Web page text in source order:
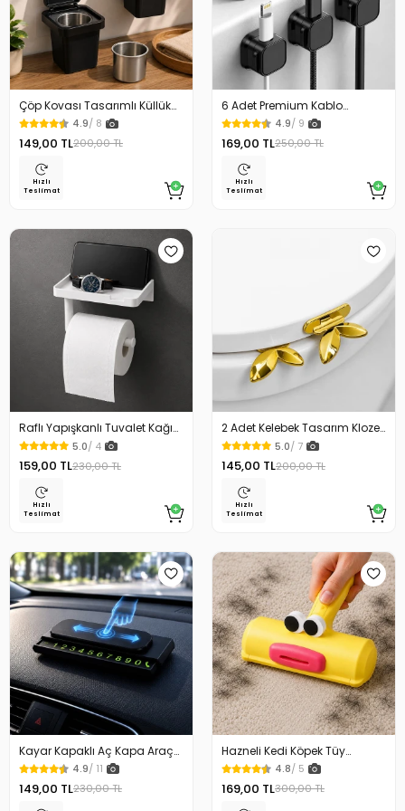
Çöp Kovası Tasarımlı Küllük
Duvar Masaüstü ve Araç İçin
Uygun Kullanım
4.9/ 8
149,00 TL200,00 TL
Hızlı
Teslimat
6 Adet Premium Kablo
Düzenleyici Kablo Tutucu
Mıknatıslı Kapak Özellikli
4.9/ 9
169,00 TL250,00 TL
Hızlı
Teslimat
Raflı Yapışkanlı Tuvalet Kağıdı
Askılığı
5.0/ 4
159,00 TL230,00 TL
Hızlı
Teslimat
2 Adet Kelebek Tasarım Klozet
Kaldırma Aparatı Gold Renk
5.0/ 7
145,00 TL200,00 TL
Hızlı
Teslimat
Kayar Kapaklı Aç Kapa Araç
Torpido Üstü Fosforlu
Numaratör Park Numaratörü
4.9/ 11
149,00 TL230,00 TL
Hazneli Kedi Köpek Tüy
Temizleyici Kıl Toplayıcı Ördek
Tasarımlı
4.8/ 5
169,00 TL300,00 TL